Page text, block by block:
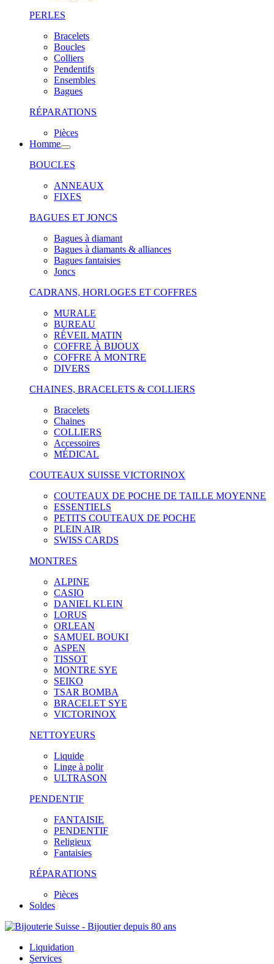
PERLES
Bracelets
Boucles
Colliers
Pendentifs
Ensembles
Bagues
RÉPARATIONS
Pièces
Homme
BOUCLES
ANNEAUX
FIXES
BAGUES ET JONCS
Bagues à diamant
Bagues à diamants & alliances
Bagues fantaisies
Joncs
CADRANS, HORLOGES ET COFFRES
MURALE
BUREAU
RÉVEIL MATIN
COFFRE À BIJOUX
COFFRE À MONTRE
DIVERS
CHAINES, BRACELETS & COLLIERS
Bracelets
Chaines
COLLIERS
Accessoires
MÉDICAL
COUTEAUX SUISSE VICTORINOX
COUTEAUX DE POCHE DE TAILLE MOYENNE
ESSENTIELS
PETITS COUTEAUX DE POCHE
PLEIN AIR
SWISS CARDS
MONTRES
ALPINE
CASIO
DANIEL KLEIN
LORUS
ORLEAN
SAMUEL BOUKI
ASPEN
TISSOT
MONTRE SYE
SEIKO
TSAR BOMBA
BRACELET SYE
VICTORINOX
NETTOYEURS
Liquide
Linge à polir
ULTRASON
PENDENTIF
FANTAISIE
PENDENTIF
Religieux
Fantaisies
RÉPARATIONS
Pièces
Soldes
Liquidation
Services